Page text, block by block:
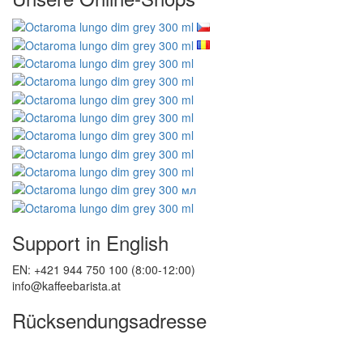
Support in English
EN: +421 944 750 100 (8:00-12:00)
info@kaffeebarista.at
Rücksendungsadresse